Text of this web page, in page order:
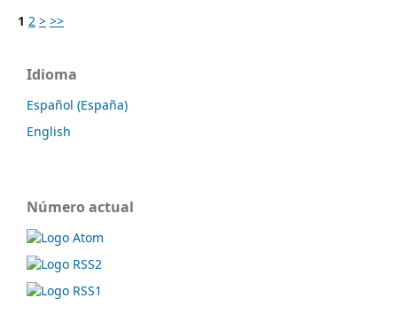
1 2 > >>
Idioma
Español (España)
English
Número actual